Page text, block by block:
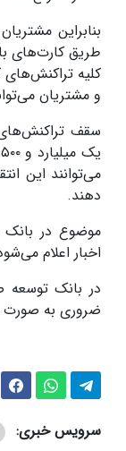
بنابراین
طریق کارت‌های
کلیه تراکنش‌های
و مشتریان
سقف تراکنش‌های
دهند.
موضوع در
اخبار اعلام
در بانک
ضروری به
سرویس خبری: